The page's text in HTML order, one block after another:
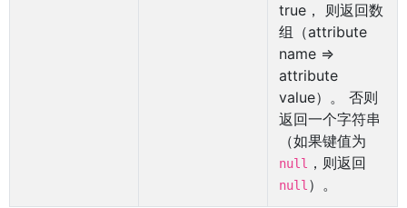
true， 则返回数
组（attribute
name =>
attribute
value）。 否则
返回一个字符串
（如果键值为
null ，则返回
null ）。